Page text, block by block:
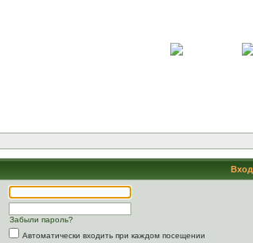
Вход
Забыли пароль?
Автоматически входить при каждом посещении